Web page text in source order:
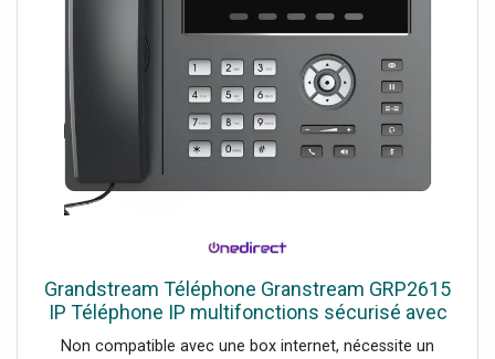
Grandstream Téléphone Granstream GRP2615
IP Téléphone IP multifonctions sécurisé avec
wifi
Non compatible avec une box internet, nécessite un